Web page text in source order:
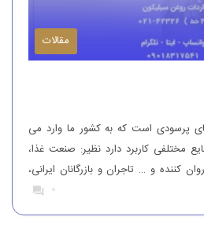
مقالات
پرسودی است که به کشور ما وارد می
مختلفی کاربرد دارد نظیر: صنعت غذا،
کننده و … تاجران و بازرگانان ایرانی،
آلمان، ایتالیا، ترکیه و چین وارد
[…]
0